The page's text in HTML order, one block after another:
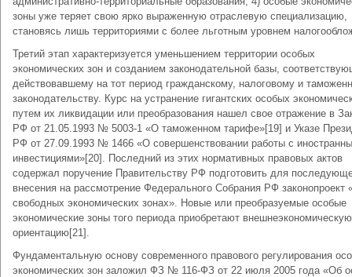
зоны уже теряет свою ярко выраженную отраслевую специализацию,
становясь лишь территориями с более льготным уровнем
Третий этап характеризуется уменьшением территории особых
экономических зон и созданием законодательной базы,
действовавшему на тот период гражданскому, налоговому и
законодательству. Курс на устранение гигантских особых
путем их ликвидации или преобразования нашел свое отражение в
РФ от 21.05.1993 № 5003-1 «О таможенном тарифе»[19] и Указе
РФ от 27.09.1993 № 1466 «О совершенствовании работы с
инвестициями»[20]. Последний из этих нормативных правовых актов
содержал поручение Правительству РФ подготовить для
внесения на рассмотрение Федерального Собрания РФ законопроект
свободных экономических зонах». Новые или преобразуемые особые
экономические зоны того периода приобретают внешнеэкономическую
ориентацию[21].
Фундаментальную основу современного правового регулирования
экономических зон заложил ФЗ № 116-ФЗ от 22 июля 2005 года «Об